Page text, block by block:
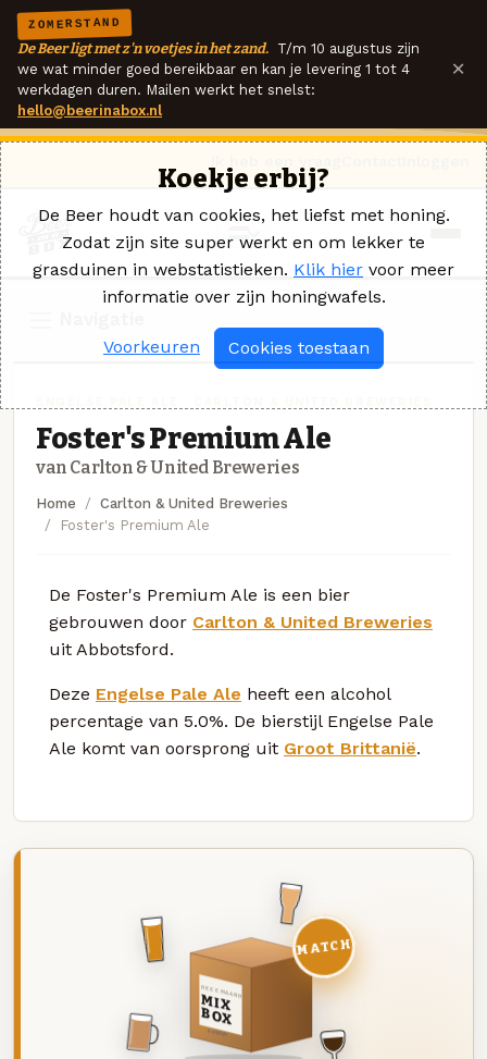
ZOMERSTAND
De Beer ligt met z'n voetjes in het zand. T/m 10 augustus zijn
we wat minder goed bereikbaar en kan je levering 1 tot 4
werkdagen duren. Mailen werkt het snelst:
hello@beerinabox.nl
×
Foster's Premium Ale
van Carlton & United Breweries
Home
Carlton & United Breweries
Foster's Premium Ale
De Foster's Premium Ale is een bier
gebrouwen door Carlton & United Breweries
uit Abbotsford.
Deze Engelse Pale Ale heeft een alcohol
percentage van 5.0%. De bierstijl Engelse Pale
Ale komt van oorsprong uit Groot Brittanië.
DEZE MAAND
MIX
BOX
8 BIEREN
MATCH
Koekje erbij?
De Beer houdt van cookies, het liefst met honing.
Zodat zijn site super werkt en om lekker te
grasduinen in webstatistieken. Klik hier voor meer
informatie over zijn honingwafels.
Voorkeuren Cookies toestaan